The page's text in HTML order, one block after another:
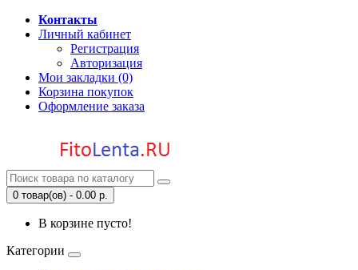
Контакты
Личный кабинет
Регистрация
Авторизация
Мои закладки (0)
Корзина покупок
Оформление заказа
0 товар(ов) - 0.00 р.
В корзине пусто!
Категории